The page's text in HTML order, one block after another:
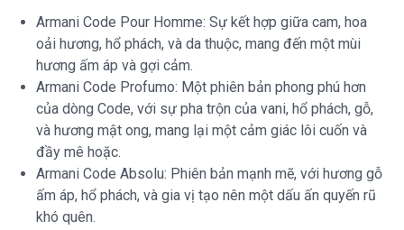
Armani Code Pour Homme: Sự kết hợp giữa cam, hoa
oải hương, hổ phách, và da thuộc, mang đến một mùi
hương ấm áp và gợi cảm.
Armani Code Profumo: Một phiên bản phong phú hơn
của dòng Code, với sự pha trộn của vani, hổ phách, gỗ,
và hương mật ong, mang lại một cảm giác lôi cuốn và
đầy mê hoặc.
Armani Code Absolu: Phiên bản mạnh mẽ, với hương gỗ
ấm áp, hổ phách, và gia vị tạo nên một dấu ấn quyến rũ
khó quên.